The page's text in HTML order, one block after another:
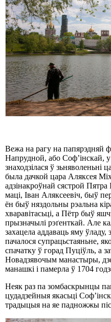
Вежа на рагу на папярэдняй
Напрудной, або Соф’інскай,
знаходзілася ў зьняволеньні
была дачкой цара Аляксея
адзінакроўнай сястрой
маці, Іван Аляксеевіч, быў
ён быў няздольны рэальна
хваравітасьці, а Пётр быў
прызначылі рэґенткай. Але
захацела аддаваць яму
пачалося супрацьстаяньне,
спачатку ў горад Пуціўль, а
Новадзявочым манастыры,
манашкі і памерла ў 1704
Неяк раз па зомбаскрынцы
цудадзейныя якасьці
традыцыя на яе падножжы